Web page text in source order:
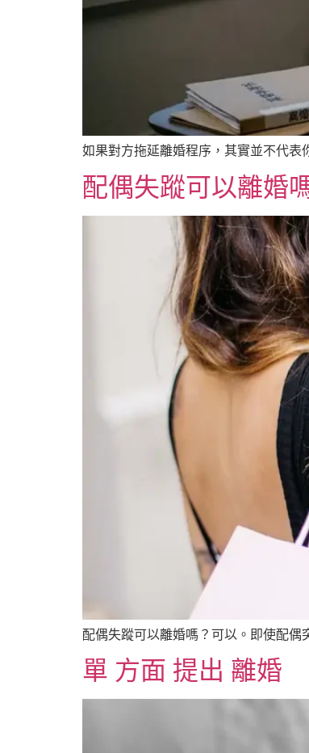
如果對方拖延離婚程序，其實並不代
配偶失蹤可以離婚
配偶失蹤可以離婚嗎？可以。即使配
單 方面 提出 離婚